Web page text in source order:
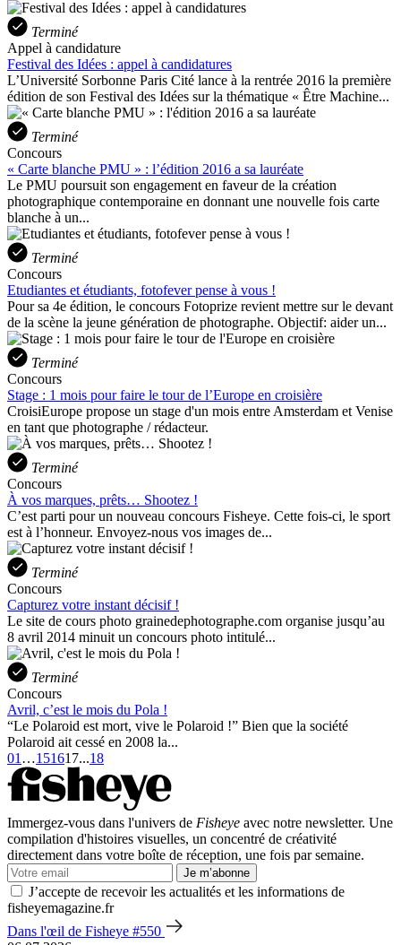
Terminé
Appel à candidature
Festival des Idées : appel à candidatures
L’Université Sorbonne Paris Cité lance à la rentrée 2016 la première
édition de son Festival des Idées sur la thématique « Être Machine...
Terminé
Concours
« Carte blanche PMU » : l’édition 2016 a sa lauréate
Le PMU poursuit son engagement en faveur de la création
photographique contemporaine en donnant une nouvelle fois carte
blanche à un...
Terminé
Concours
Etudiantes et étudiants, fotofever pense à vous !
Pour sa 4e édition, le concours Fotoprize revient mettre sur le devant
de la scène la jeune génération de photographe. Objectif: aider un...
Terminé
Concours
Stage : 1 mois pour faire le tour de l’Europe en croisière
CroisiEurope propose un stage d'un mois entre Amsterdam et Venise
en tant que photographe / rédacteur.
Terminé
Concours
À vos marques, prêts… Shootez !
C’est parti pour un nouveau concours Fisheye. Cette fois-ci, le sport
est à l’honneur. Envoyez-nous vos images de...
Terminé
Concours
Capturez votre instant décisif !
Le site de cours photo grainedephotographe.com organise jusqu’au
8 avril 2014 minuit un concours photo intitulé...
Terminé
Concours
Avril, c’est le mois du Pola !
“Le Polaroid est mort, vive le Polaroid !” Bien que la société
Polaroid ait cessé en 2008 la...
01 …151617...18
Immergez-vous dans l'univers de Fisheye avec notre newsletter. Une
compilation d'histoires visuelles, un concentré de créativité
directement dans votre boîte de réception, une fois par semaine.
Je m’abonne
J’accepte de recevoir les actualités et les informations de
fisheyemagazine.fr
Dans l'œil de Fisheye #550